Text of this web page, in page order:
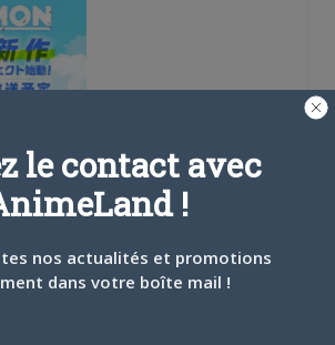
le contact avec
!
nos actualités et promotions
dans votre boîte mail !